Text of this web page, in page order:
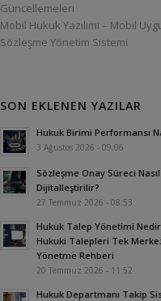
Güncellemeleri
Mobil Hukuk Yazılımı – Mobil
Sözleşme Yönetim Sistemi
SON EKLENEN YAZILAR
Hukuk Birimi Performansı
3 Ağustos 2026 - 09:06
Sözleşme Onay Süreci Nasıl
Dijitalleştirilir?
27 Temmuz 2026 - 08:53
Hukuk Talep Yönetimi
Hukuki Talepleri Tek
Yönetme Rehberi
20 Temmuz 2026 - 11:52
Hukuk Departmanı Takip